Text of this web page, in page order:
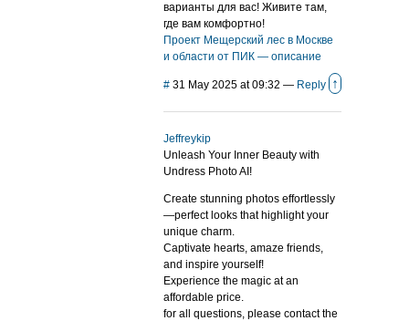
варианты для вас! Живите там,
где вам комфортно!
Проект Мещерский лес в Москве
и области от ПИК — описание
# 31 May 2025 at 09:32 — Reply ↑
Jeffreykip
Unleash Your Inner Beauty with
Undress Photo AI!
Create stunning photos effortlessly
—perfect looks that highlight your
unique charm.
Captivate hearts, amaze friends,
and inspire yourself!
Experience the magic at an
affordable price.
for all questions, please contact the